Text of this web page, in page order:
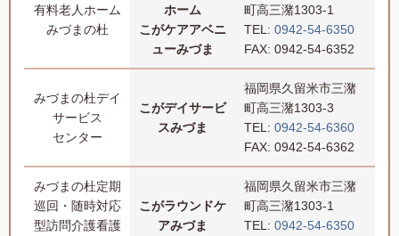
有料老人ホーム
みづまの杜
ホーム
こがケアアベニ
ューみづま
町高三潴1303-1
TEL: 0942-54-6350
FAX: 0942-54-6352
みづまの杜デイ
サービス
センター
こがデイサービ
スみづま
福岡県久留米市三潴
町高三潴1303-3
TEL: 0942-54-6360
FAX: 0942-54-6362
みづまの杜定期
巡回・随時対応
型訪問介護看護
こがラウンドケ
アみづま
福岡県久留米市三潴
町高三潴1303-1
TEL: 0942-54-6350